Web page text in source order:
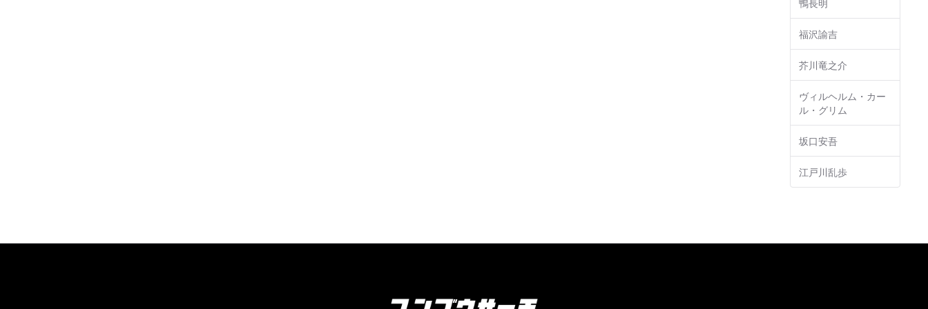
鴨長明
福沢諭吉
芥川竜之介
ヴィルヘルム・カー
ル・グリム
坂口安吾
江戸川乱歩